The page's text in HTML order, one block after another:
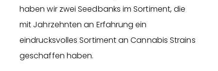
haben wir zwei Seedbanks im Sortiment, die
mit Jahrzehnten an Erfahrung ein
eindrucksvolles Sortiment an Cannabis Strains
geschaffen haben.